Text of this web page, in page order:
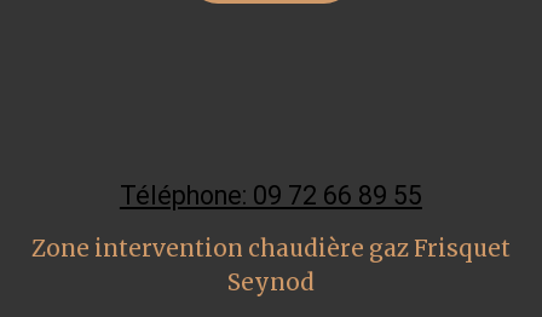
Téléphone: 09 72 66 89 55
Zone intervention chaudière gaz Frisquet
Seynod